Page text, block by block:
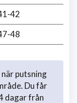
42
48
putsning
Du får
dagar från